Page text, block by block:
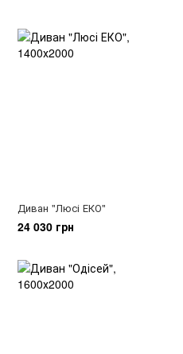
Диван "Люсі ЕКО"
24 030 грн